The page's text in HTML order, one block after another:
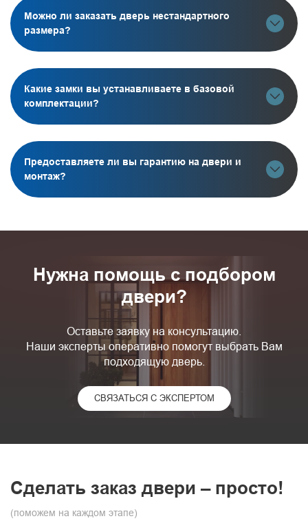
Можно ли заказать дверь нестандартного
размера?
Какие замки вы устанавливаете в базовой
комплектации?
Предоставляете ли вы гарантию на двери и
монтаж?
Нужна помощь с подбором
двери?
Оставьте заявку на консультацию.
Наши эксперты оперативно помогут выбрать Вам
подходящую дверь.
СВЯЗАТЬСЯ С ЭКСПЕРТОМ
Сделать заказ двери – просто!
(поможем на каждом этапе)